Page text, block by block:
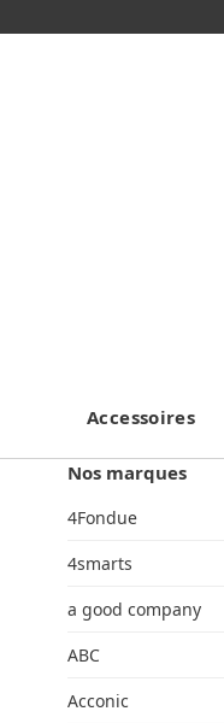
Accessoires
Nos marques
4Fondue
4smarts
a good company
ABC
Acconic